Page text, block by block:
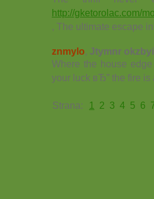
http://gketorolac.com/
, The ultimate escape
znmylo, Jtymnr okzbyi
Where the house
your luck вЂ” the fire is
Strana: 1 2 3 4 5 6